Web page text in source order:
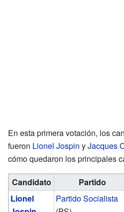
En esta primera votación, los
fueron Lionel Jospin yJacques
cómo quedaron los principales
Candidato Partido
Lionel
Partido Socialista